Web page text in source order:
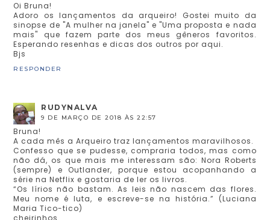
Oi Bruna!
Adoro os lançamentos da arqueiro! Gostei muito da
sinopse de "A mulher na janela" e "Uma proposta e nada
mais" que fazem parte dos meus gêneros favoritos.
Esperando resenhas e dicas dos outros por aqui.
Bjs
RESPONDER
RUDYNALVA
9 DE MARÇO DE 2018 ÀS 22:57
Bruna!
A cada mês a Arqueiro traz lançamentos maravilhosos.
Confesso que se pudesse, compraria todos, mas como
não dá, os que mais me interessam são: Nora Roberts
(sempre) e Outlander, porque estou acopanhando a
série na Netflix e gostaria de ler os livros.
“Os lírios não bastam. As leis não nascem das flores.
Meu nome é luta, e escreve-se na história.” (Luciana
Maria Tico-tico)